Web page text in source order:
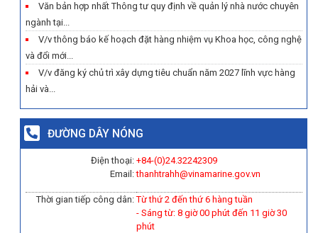
Văn bản hợp nhất Thông tư quy định về quản lý nhà nước chuyên
ngành tại...
V/v thông báo kế hoạch đặt hàng nhiệm vụ Khoa học, công nghệ
và đổi mới...
V/v đăng ký chủ trì xây dựng tiêu chuẩn năm 2027 lĩnh vực hàng
hải và...
ĐƯỜNG DÂY NÓNG
Điện thoại:
Email:
+84-(0)24.32242309
thanhtrahh@vinamarine.gov.vn
Thời gian tiếp công dân:Từ thứ 2 đến thứ 6 hàng tuần
- Sáng từ: 8 giờ 00 phút đến 11 giờ 30
phút